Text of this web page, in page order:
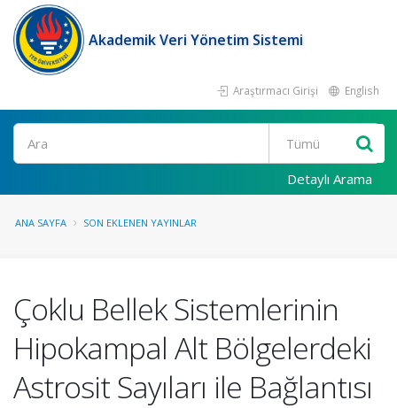
Akademik Veri Yönetim Sistemi
Araştırmacı Girişi English
Ara
Detaylı Arama
ANA SAYFA SON EKLENEN YAYINLAR
Çoklu Bellek Sistemlerinin
Hipokampal Alt Bölgelerdeki
Astrosit Sayıları ile Bağlantısı